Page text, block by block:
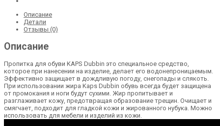
Описание
Детали
Отзывы (0)
Описание
Пропитка для обуви KAPS Dubbin это специальное средство,
которое при нанесении на изделие, делает его водонепроницаемым.
Эффективно защищает в дождливую погоду, снегопады и слякоть.
При использовании жира Kaps Dubbin обувь всегда будет защищена
от промокания и ноги будут сухими. Жир пропитывает и
разглаживает кожу, предотвращая образование трещин. Очищает и
смягчает, подходит для гладкой кожи и жированного нубука. Можно
использовать для мебели и изделий из кожи.